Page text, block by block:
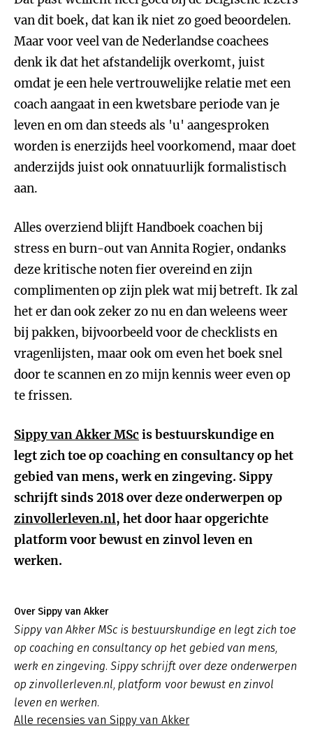
van dit boek, dat kan ik niet zo goed beoordelen.
Maar voor veel van de Nederlandse coachees
denk ik dat het afstandelijk overkomt, juist
omdat je een hele vertrouwelijke relatie met een
coach aangaat in een kwetsbare periode van je
leven en om dan steeds als 'u' aangesproken
worden is enerzijds heel voorkomend, maar doet
anderzijds juist ook onnatuurlijk formalistisch
aan.
Alles overziend blijft Handboek coachen bij
stress en burn-out van Annita Rogier, ondanks
deze kritische noten fier overeind en zijn
complimenten op zijn plek wat mij betreft. Ik zal
het er dan ook zeker zo nu en dan weleens weer
bij pakken, bijvoorbeeld voor de checklists en
vragenlijsten, maar ook om even het boek snel
door te scannen en zo mijn kennis weer even op
te frissen.
Sippy van Akker MSc is bestuurskundige en
legt zich toe op coaching en consultancy op het
gebied van mens, werk en zingeving. Sippy
schrijft sinds 2018 over deze onderwerpen op
zinvollerleven.nl, het door haar opgerichte
platform voor bewust en zinvol leven en
werken.
Over Sippy van Akker
Sippy van Akker MSc is bestuurskundige en legt zich toe
op coaching en consultancy op het gebied van mens,
werk en zingeving. Sippy schrijft over deze onderwerpen
op zinvollerleven.nl, platform voor bewust en zinvol
leven en werken.
Alle recensies van Sippy van Akker